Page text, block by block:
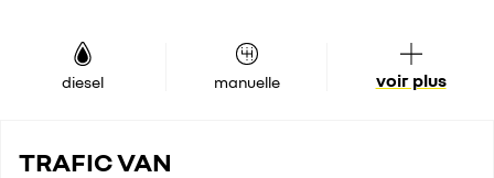
diesel manuelle voir plus
TRAFIC VAN